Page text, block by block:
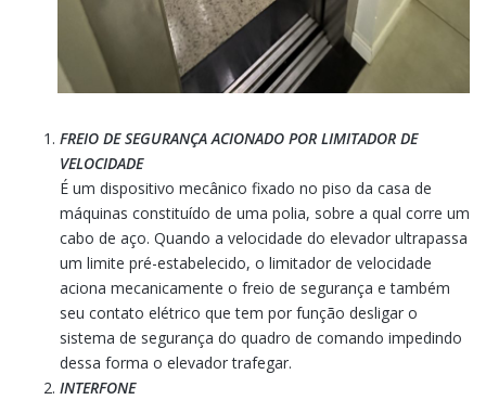
FREIO DE SEGURANÇA ACIONADO POR LIMITADOR DE
VELOCIDADE
É um dispositivo mecânico fixado no piso da casa de
máquinas constituído de uma polia, sobre a qual corre um
cabo de aço. Quando a velocidade do elevador ultrapassa
um limite pré-estabelecido, o limitador de velocidade
aciona mecanicamente o freio de segurança e também
seu contato elétrico que tem por função desligar o
sistema de segurança do quadro de comando impedindo
dessa forma o elevador trafegar.
INTERFONE